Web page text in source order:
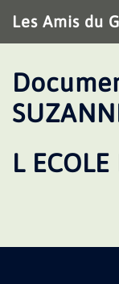
au
contenu
Les Amis du
L